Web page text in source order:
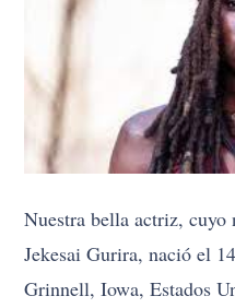
Nuestra bella actriz, cuyo
Jekesai Gurira, nació el
Grinnell, Iowa, Estados